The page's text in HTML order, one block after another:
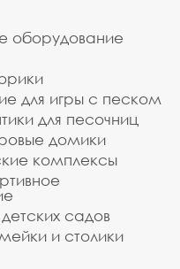
под ключ.
+7(4872) 79-
вас за то,
готовы помочь и
оборудование
для игры с песком
для песочниц
домики
комплексы
садов
и столики